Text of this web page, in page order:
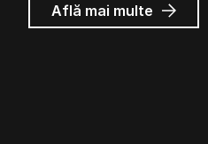
Află mai multe despre
Reclame